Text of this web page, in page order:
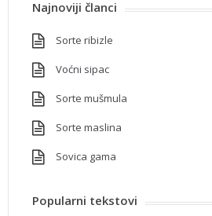
Najnoviji članci
Sorte ribizle
Voćni sipac
Sorte mušmula
Sorte maslina
Sovica gama
Popularni tekstovi